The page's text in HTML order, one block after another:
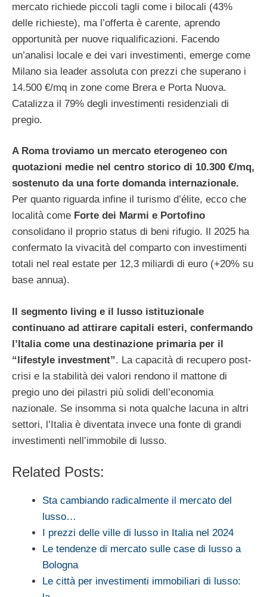
mercato richiede piccoli tagli come i bilocali (43%
delle richieste), ma l’offerta è carente, aprendo
opportunità per nuove riqualificazioni. Facendo
un’analisi locale e dei vari investimenti, emerge come
Milano sia leader assoluta con prezzi che superano i
14.500 €/mq in zone come Brera e Porta Nuova.
Catalizza il 79% degli investimenti residenziali di
pregio.
A Roma troviamo un mercato eterogeneo con
quotazioni medie nel centro storico di 10.300 €/mq,
sostenuto da una forte domanda internazionale.
Per quanto riguarda infine il turismo d’élite, ecco che
località come Forte dei Marmi e Portofino
consolidano il proprio status di beni rifugio. Il 2025 ha
confermato la vivacità del comparto con investimenti
totali nel real estate per 12,3 miliardi di euro (+20% su
base annua).
Il segmento living e il lusso istituzionale
continuano ad attirare capitali esteri, confermando
l’Italia come una destinazione primaria per il
“lifestyle investment”. La capacità di recupero post-
crisi e la stabilità dei valori rendono il mattone di
pregio uno dei pilastri più solidi dell’economia
nazionale. Se insomma si nota qualche lacuna in altri
settori, l’Italia è diventata invece una fonte di grandi
investimenti nell’immobile di lusso.
Related Posts:
Sta cambiando radicalmente il mercato del
lusso…
I prezzi delle ville di lusso in Italia nel 2024
Le tendenze di mercato sulle case di lusso a
Bologna
Le città per investimenti immobiliari di lusso: